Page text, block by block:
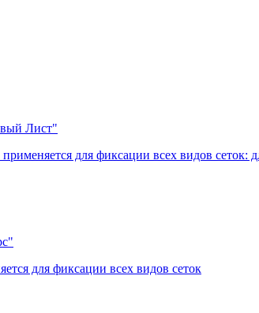
Лист"
для фиксации всех видов
для фиксации всех видов сеток